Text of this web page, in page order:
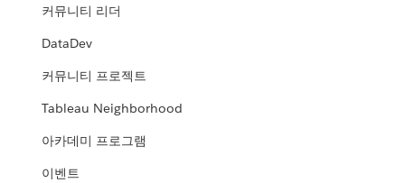
커뮤니티 리더
DataDev
커뮤니티 프로젝트
Tableau Neighborhood
아카데미 프로그램
이벤트